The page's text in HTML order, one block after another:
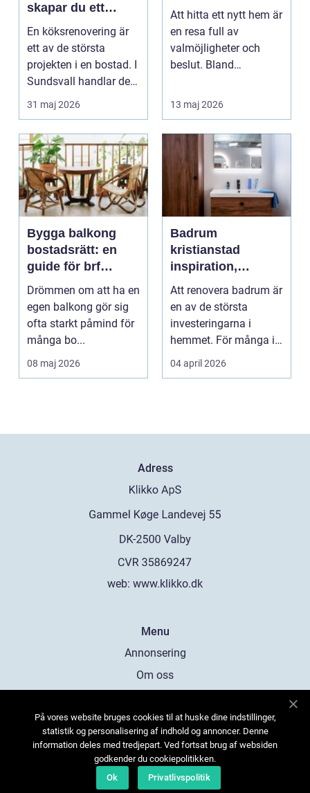
skapar du ett
hållbart och
funktionellt kök
En köksrenovering är
ett av de största
projekten i en bostad. I
Sundsvall handlar det
ofta om att ko...
31 maj 2026
Att hitta ett nytt hem är
en resa full av
valmöjligheter och
beslut. Bland
och sjö...
13 maj 2026
Bygga balkong
bostadsrätt: en
guide för brf
medlemmar
Drömmen om att ha en
egen balkong gör sig
ofta starkt påmind för
många bo...
08 maj 2026
Badrum
kristianstad
inspiration,
planering och
smarta val
Att renovera badrum är
en av de största
investeringarna i
hemmet. För många i
och runt Kristianstad ...
04 april 2026
Adress
web: www.klikko.dk
Menu
Annonsering
Om oss
Kontakta oss
Sitemap
På vores website bruges cookies til at huske dine indstillinger,
statistik og personalisering af indhold og annoncer. Denne
information deles med tredjepart. Ved fortsat brug af websiden
godkender du cookiepolitikken.
Ok
Privatlivspolitik